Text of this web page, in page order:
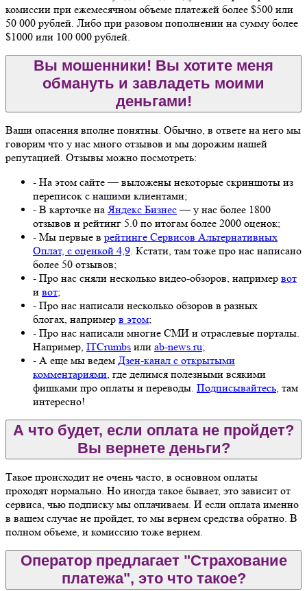
комиссии при ежемесячном объеме платежей более $500 или
50 000 рублей. Либо при разовом пополнении на сумму более
$1000 или 100 000 рублей.
Вы мошенники! Вы хотите меня
обмануть и завладеть моими
деньгами!
Ваши опасения вполне понятны. Обычно, в ответе на него мы
говорим что у нас много отзывов и мы дорожим нашей
репутацией. Отзывы можно посмотреть:
- На этом сайте — выложены некоторые скриншоты из
переписок с нашими клиентами;
- В карточке наЯндекс Бизнес— у нас более 1800
отзывов и рейтинг 5.0 по итогам более 2000 оценок;
- Мы первые в рейтинге Сервисов Альтернативных
Оплат, с оценкой 4,9. Кстати, там тоже про нас написано
более 50 отзывов;
- Про нас сняли несколько видео-обзоров, например вот
и вот;
- Про нас написали несколько обзоров в разных
блогах, например в этом;
- Про нас написали многие СМИ и отраслевые порталы.
Например, ITCrumbs или ab-news.ru;
- А еще мы ведем Дзен-канал с открытыми
комментариями, где делимся полезными всякими
фишками про оплаты и переводы. Подписывайтесь, там
интересно!
А что будет, если оплата не пройдет?
Вы вернете деньги?
Такое происходит не очень часто, в основном оплаты
проходят нормально. Но иногда такое бывает, это зависит от
сервиса, чью подписку мы оплачиваем. И если оплата именно
в вашем случае не пройдет, то мы вернем средства обратно. В
полном объеме, и комиссию тоже вернем.
Оператор предлагает "Страхование
платежа", это что такое?